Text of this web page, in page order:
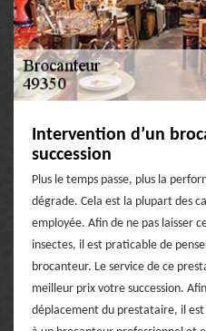
Intervention d’un
succession
Plus le temps passe, plus la
dégrade. Cela est la plupart des
employée. Afin de ne pas laisser
insectes, il est praticable de
brocanteur. Le service de ce
meilleur prix votre succession.
déplacement du prestataire, il